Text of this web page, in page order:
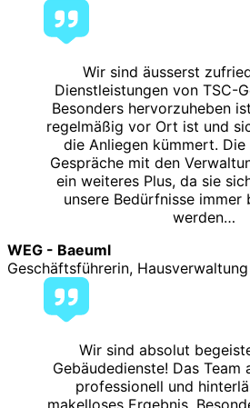
Wir sind äusserst
Dienstleistungen von TSC-
Besonders hervorzuheben
regelmäßig vor Ort ist und
die Anliegen kümmert.
Gespräche mit den
ein weiteres Plus, da sie
unsere Bedürfnisse
werden…
WEG - Baeuml
Geschäftsführerin, Hausverwaltung
Wir sind absolut
Gebäudedienste! Das Team
professionell und
makelloses Ergebnis.